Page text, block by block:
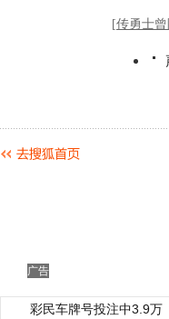
广告
彩民车牌号投注中3.9万